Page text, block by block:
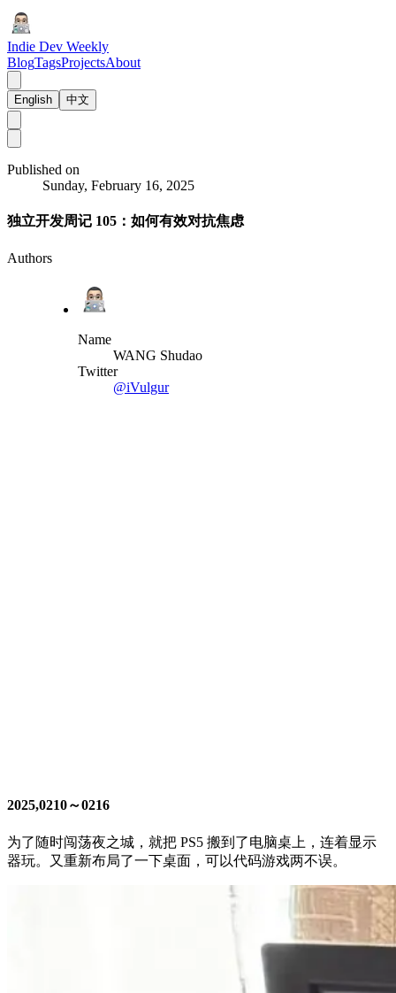
Indie Dev Weekly
BlogTagsProjectsAbout
English 中文
Published on
Sunday, February 16, 2025
独立开发周记 105：如何有效对抗焦虑
Authors
Name
WANG Shudao
Twitter
@iVulgur
2025,0210～0216
为了随时闯荡夜之城，就把 PS5 搬到了电脑桌上，连着显示
器玩。又重新布局了一下桌面，可以代码游戏两不误。